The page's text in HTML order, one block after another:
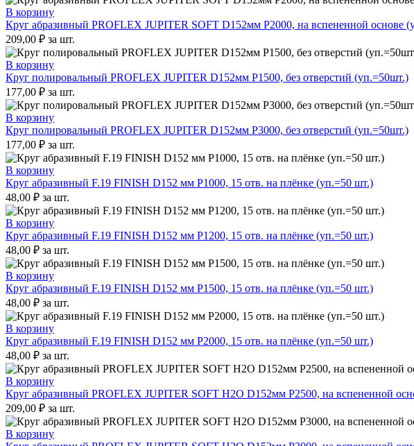
В корзину
Круг абразивный PROFLEX JUPITER SOFT D152мм Р2000, на вспененной основе
209,00 ₽ за шт.
В корзину
Круг полировальный PROFLEX JUPITER D152мм P1500, без отверстий (уп.=50шт.)
177,00 ₽ за шт.
В корзину
Круг полировальный PROFLEX JUPITER D152мм P3000, без отверстий (уп.=50шт.)
177,00 ₽ за шт.
В корзину
Круг абразивный F.19 FINISH D152 мм P1000, 15 отв. на плёнке (уп.=50 шт.)
48,00 ₽ за шт.
В корзину
Круг абразивный F.19 FINISH D152 мм P1200, 15 отв. на плёнке (уп.=50 шт.)
48,00 ₽ за шт.
В корзину
Круг абразивный F.19 FINISH D152 мм P1500, 15 отв. на плёнке (уп.=50 шт.)
48,00 ₽ за шт.
В корзину
Круг абразивный F.19 FINISH D152 мм P2000, 15 отв. на плёнке (уп.=50 шт.)
48,00 ₽ за шт.
В корзину
Круг абразивный PROFLEX JUPITER SOFT H2O D152мм Р2500, на вспененной
209,00 ₽ за шт.
В корзину